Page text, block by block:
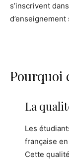
s’inscrivent
Pourquoi
La
Les
française
Cette